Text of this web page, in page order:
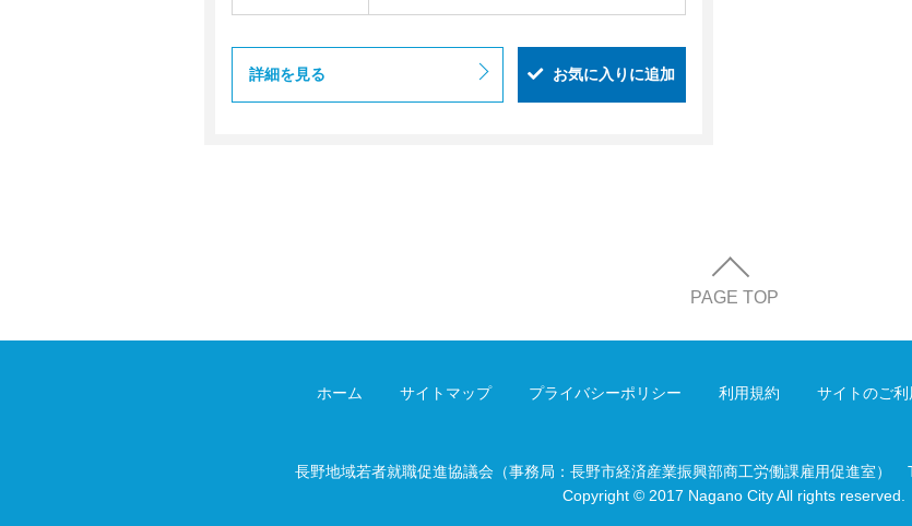
詳細を見る お気に入りに追加
PAGE TOP
ホーム サイトマップ プライバシーポリシー 利用規約 サイトのご
長野地域若者就職促進協議会（事務局：長野市経済産業振興部商工労働課雇用促進室）
Copyright © 2017 Nagano City All rights reserved.